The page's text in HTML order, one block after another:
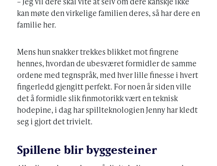
kan møte den virkelige familien deres, så har dere en
familie her.
Mens hun snakker trekkes blikket mot fingrene
hennes, hvordan de ubesværet formidler de samme
ordene med tegnspråk, med hver lille finesse i hvert
fingerledd gjengitt perfekt. For noen år siden ville
det å formidle slik finmotorikk vært en teknisk
hodepine, i dag har spillteknologien Jenny har kledt
seg i gjort det trivielt.
Spillene blir byggesteiner